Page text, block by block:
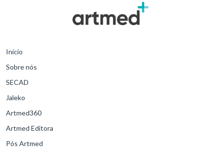
Início
Sobre nós
SECAD
Jaleko
Artmed360
Artmed Editora
Pós Artmed